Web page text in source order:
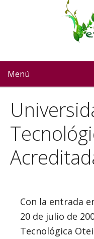
Menú
Con la entrada
20 de julio de
Tecnológica